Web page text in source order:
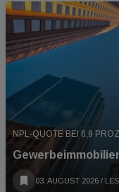
NPL-QUOTE BEI 6,9
03. AUGUST 2026 /